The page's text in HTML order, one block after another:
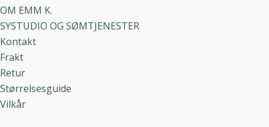
OM EMM K.
SYSTUDIO OG SØMTJENESTER
Kontakt
Frakt
Retur
Størrelsesguide
Vilkår